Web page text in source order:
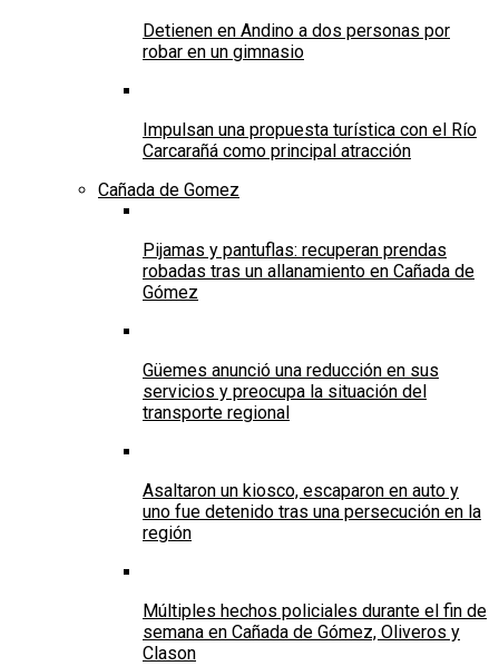
Detienen en Andino a dos personas por
robar en un gimnasio
Impulsan una propuesta turística con el Río
Carcarañá como principal atracción
Cañada de Gomez
Pijamas y pantuflas: recuperan prendas
robadas tras un allanamiento en Cañada de
Gómez
Güemes anunció una reducción en sus
servicios y preocupa la situación del
transporte regional
Asaltaron un kiosco, escaparon en auto y
uno fue detenido tras una persecución en la
región
Múltiples hechos policiales durante el fin de
semana en Cañada de Gómez, Oliveros y
Clason